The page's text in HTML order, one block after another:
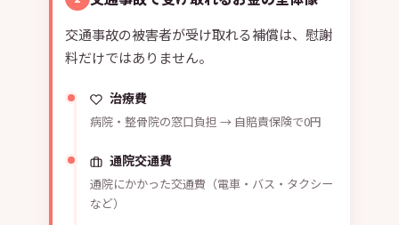
交通事故の被害者が受け取れる補償は、慰謝
料だけではありません。
治療費
病院・整骨院の窓口負担 → 自賠責保険で0円
通院交通費
通院にかかった交通費（電車・バス・タクシー
など）